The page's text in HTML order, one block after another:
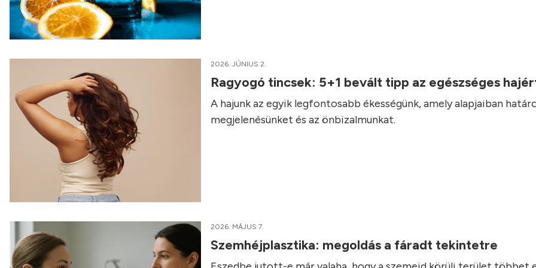
2026. JÚNIUS 2.
Ragyogó tincsek: 5+1 bevált tipp az egészséges
A hajunk az egyik legfontosabb ékességünk, amely alapjaiban
megjelenésünket és az önbizalmunkat.
2026. MÁJUS 7.
Szemhéjplasztika: megoldás a fáradt tekintetre